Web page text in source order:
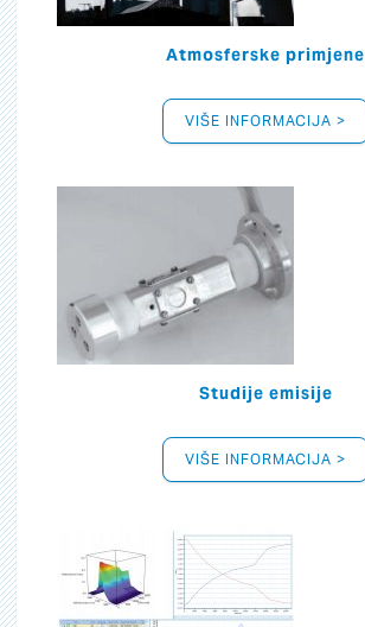
Atmosferske primjene
VIŠE INFORMACIJA >
Studije emisije
VIŠE INFORMACIJA >